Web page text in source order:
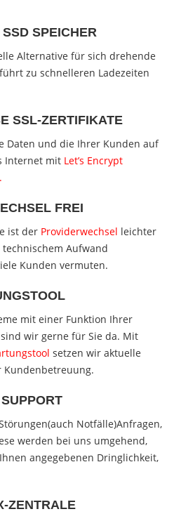
SPEICHER
Alternative für sich drehende
zu schnelleren Ladezeiten
SSL-ZERTIFIKATE
Daten und die Ihrer Kunden auf
Internet mit Let’s Encrypt
FREI
ist der Providerwechsel leichter
Aufwand
Kunden vermuten.
mit einer Funktion Ihrer
wir gerne für Sie da. Mit
setzen wir aktuelle
Kundenbetreuung.
Notfälle)Anfragen,
werden bei uns umgehend,
angegebenen Dringlichkeit,
ZENTRALE